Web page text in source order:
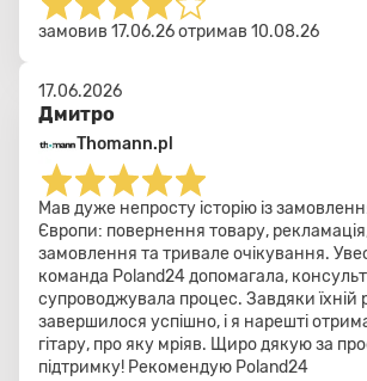
замовив 17.06.26 отримав 10.08.26
Дмитро
17.06.2026
Thomann.pl
Мав дуже непросту історію із
Європи: повернення товару,
замовлення та тривале очікування.
команда Poland24 допомагала,
супроводжувала процес. Завдяки їхній
завершилося успішно, і я нарешті
гітару, про яку мріяв. Щиро дякую за
підтримку! Рекомендую Poland24